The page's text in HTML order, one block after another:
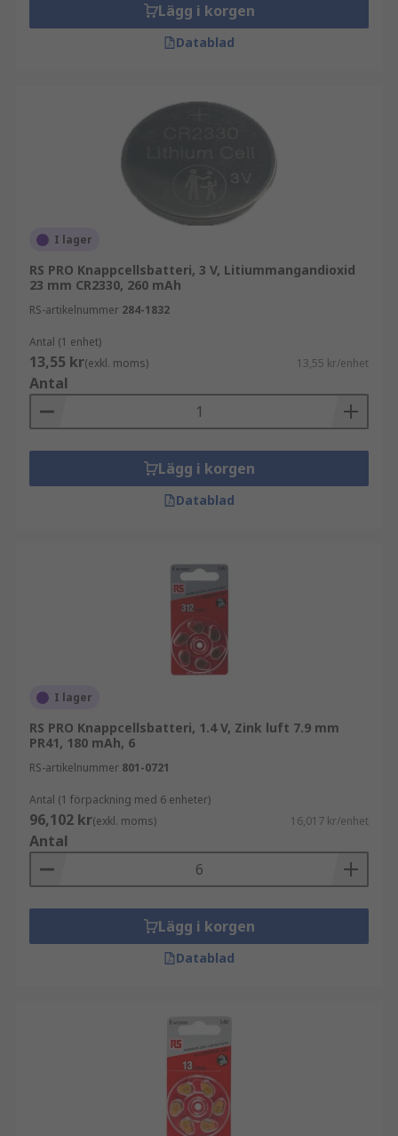
Lägg i korgen
Datablad
I lager
RS PRO Knappcellsbatteri, 3 V, Litiummangandioxid
23 mm CR2330, 260 mAh
RS-artikelnummer 284-1832
Antal (1 enhet)
13,55 kr(exkl. moms) 13,55 kr/enhet
Antal
Lägg i korgen
Datablad
I lager
RS PRO Knappcellsbatteri, 1.4 V, Zink luft 7.9 mm
PR41, 180 mAh, 6
RS-artikelnummer 801-0721
Antal (1 förpackning med 6 enheter)
96,102 kr(exkl. moms) 16,017 kr/enhet
Antal
Lägg i korgen
Datablad